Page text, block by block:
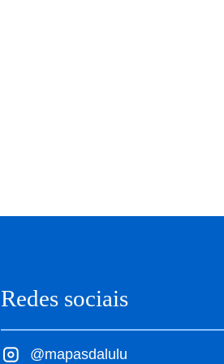
Redes sociais
@mapasdalulu